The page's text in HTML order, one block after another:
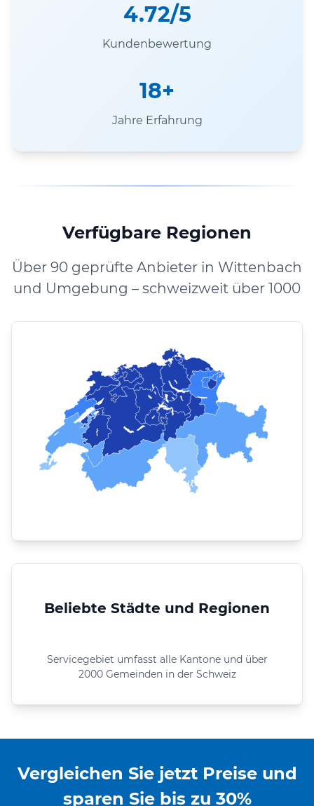
4.72/5
Kundenbewertung
18+
Jahre Erfahrung
Verfügbare Regionen
Über 90 geprüfte Anbieter in Wittenbach
und Umgebung – schweizweit über 1000
Beliebte Städte und Regionen
Servicegebiet umfasst alle Kantone und über
2000 Gemeinden in der Schweiz
Vergleichen Sie jetzt Preise und
sparen Sie bis zu 30%